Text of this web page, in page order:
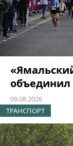
объединил
09.08.2026
ТРАНСПОРТ